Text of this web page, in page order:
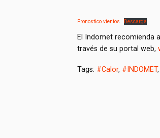
Pronostico vientos Descarga
El Indomet recomienda
través de su portal web,
Tags: #Calor, #INDOMET,